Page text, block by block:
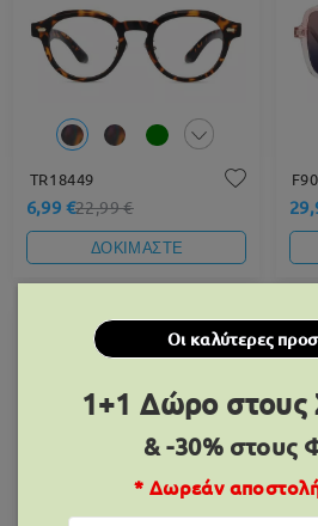
TR18449
6,99 €22,99 €
ΔΟΚΙΜΑΣΤΕ
33% OFF Οι καλύτερες
1+1 Δώρο στους
& -30% στους
* Δωρεάν